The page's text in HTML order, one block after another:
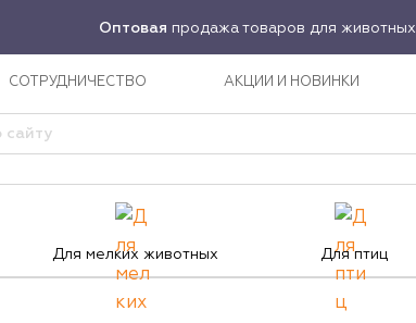
Оптовая продажа товаров для животных
СОТРУДНИЧЕСТВО АКЦИИ И НОВИНКИ
Для мелких животных Для птиц